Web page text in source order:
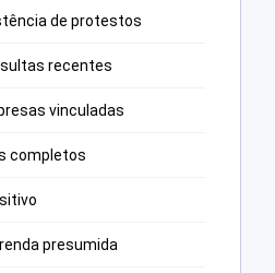
de protestos
recentes
vinculadas
completos
presumida